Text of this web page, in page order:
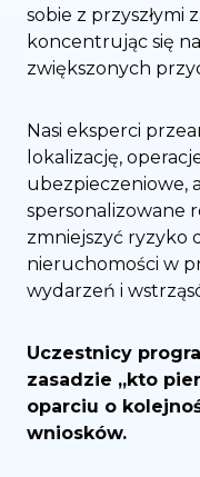
sobie z przyszłymi
koncentrując się
zwiększonych
Nasi eksperci
lokalizację,
ubezpieczeniowe,
spersonalizowane
zmniejszyć ryzyko
nieruchomości w
wydarzeń i
Uczestnicy
zasadzie „kto
oparciu o
wniosków.